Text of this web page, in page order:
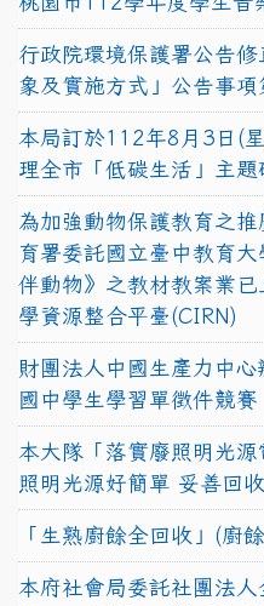
行政院環境保護署公告
象及實施方式」公告事項
本局訂於112年8月3日(
理全市「低碳生活」主題
為加強動物保護教育之
育署委託國立臺中教育
伴動物》之教材教案業
學資源整合平臺(CIRN)
財團法人中國生產力中
國中學生學習單徵件競賽
本大隊「落實廢照明光
照明光源好簡單 妥善回
「生熟廚餘全回收」(廚
本府社會局委託社團法